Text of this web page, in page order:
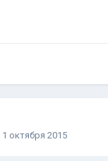
1 октября 2015